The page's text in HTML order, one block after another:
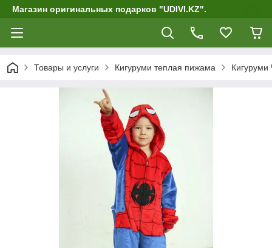
Магазин оригинальных подарков "UDIVI.KZ".
Товары и услуги Кигуруми теплая пижама Кигуруми